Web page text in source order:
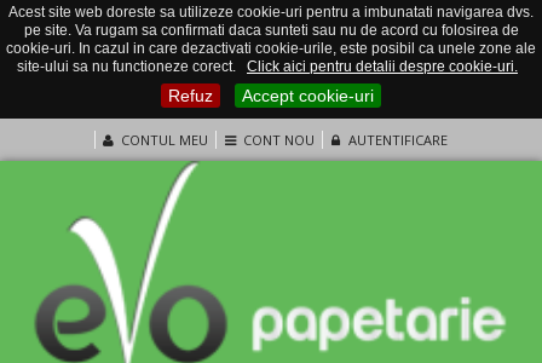
Acest site web doreste sa utilizeze cookie-uri pentru a imbunatati navigarea dvs.
pe site. Va rugam sa confirmati daca sunteti sau nu de acord cu folosirea de
cookie-uri. In cazul in care dezactivati cookie-urile, este posibil ca unele zone ale
site-ului sa nu functioneze corect.
Click aici pentru detalii despre cookie-uri.
Refuz Accept cookie-uri
CONTUL MEU CONT NOU AUTENTIFICARE